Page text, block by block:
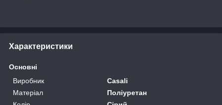
Характеристики
Основні
Виробник
Casali
Матеріал
Поліуретан